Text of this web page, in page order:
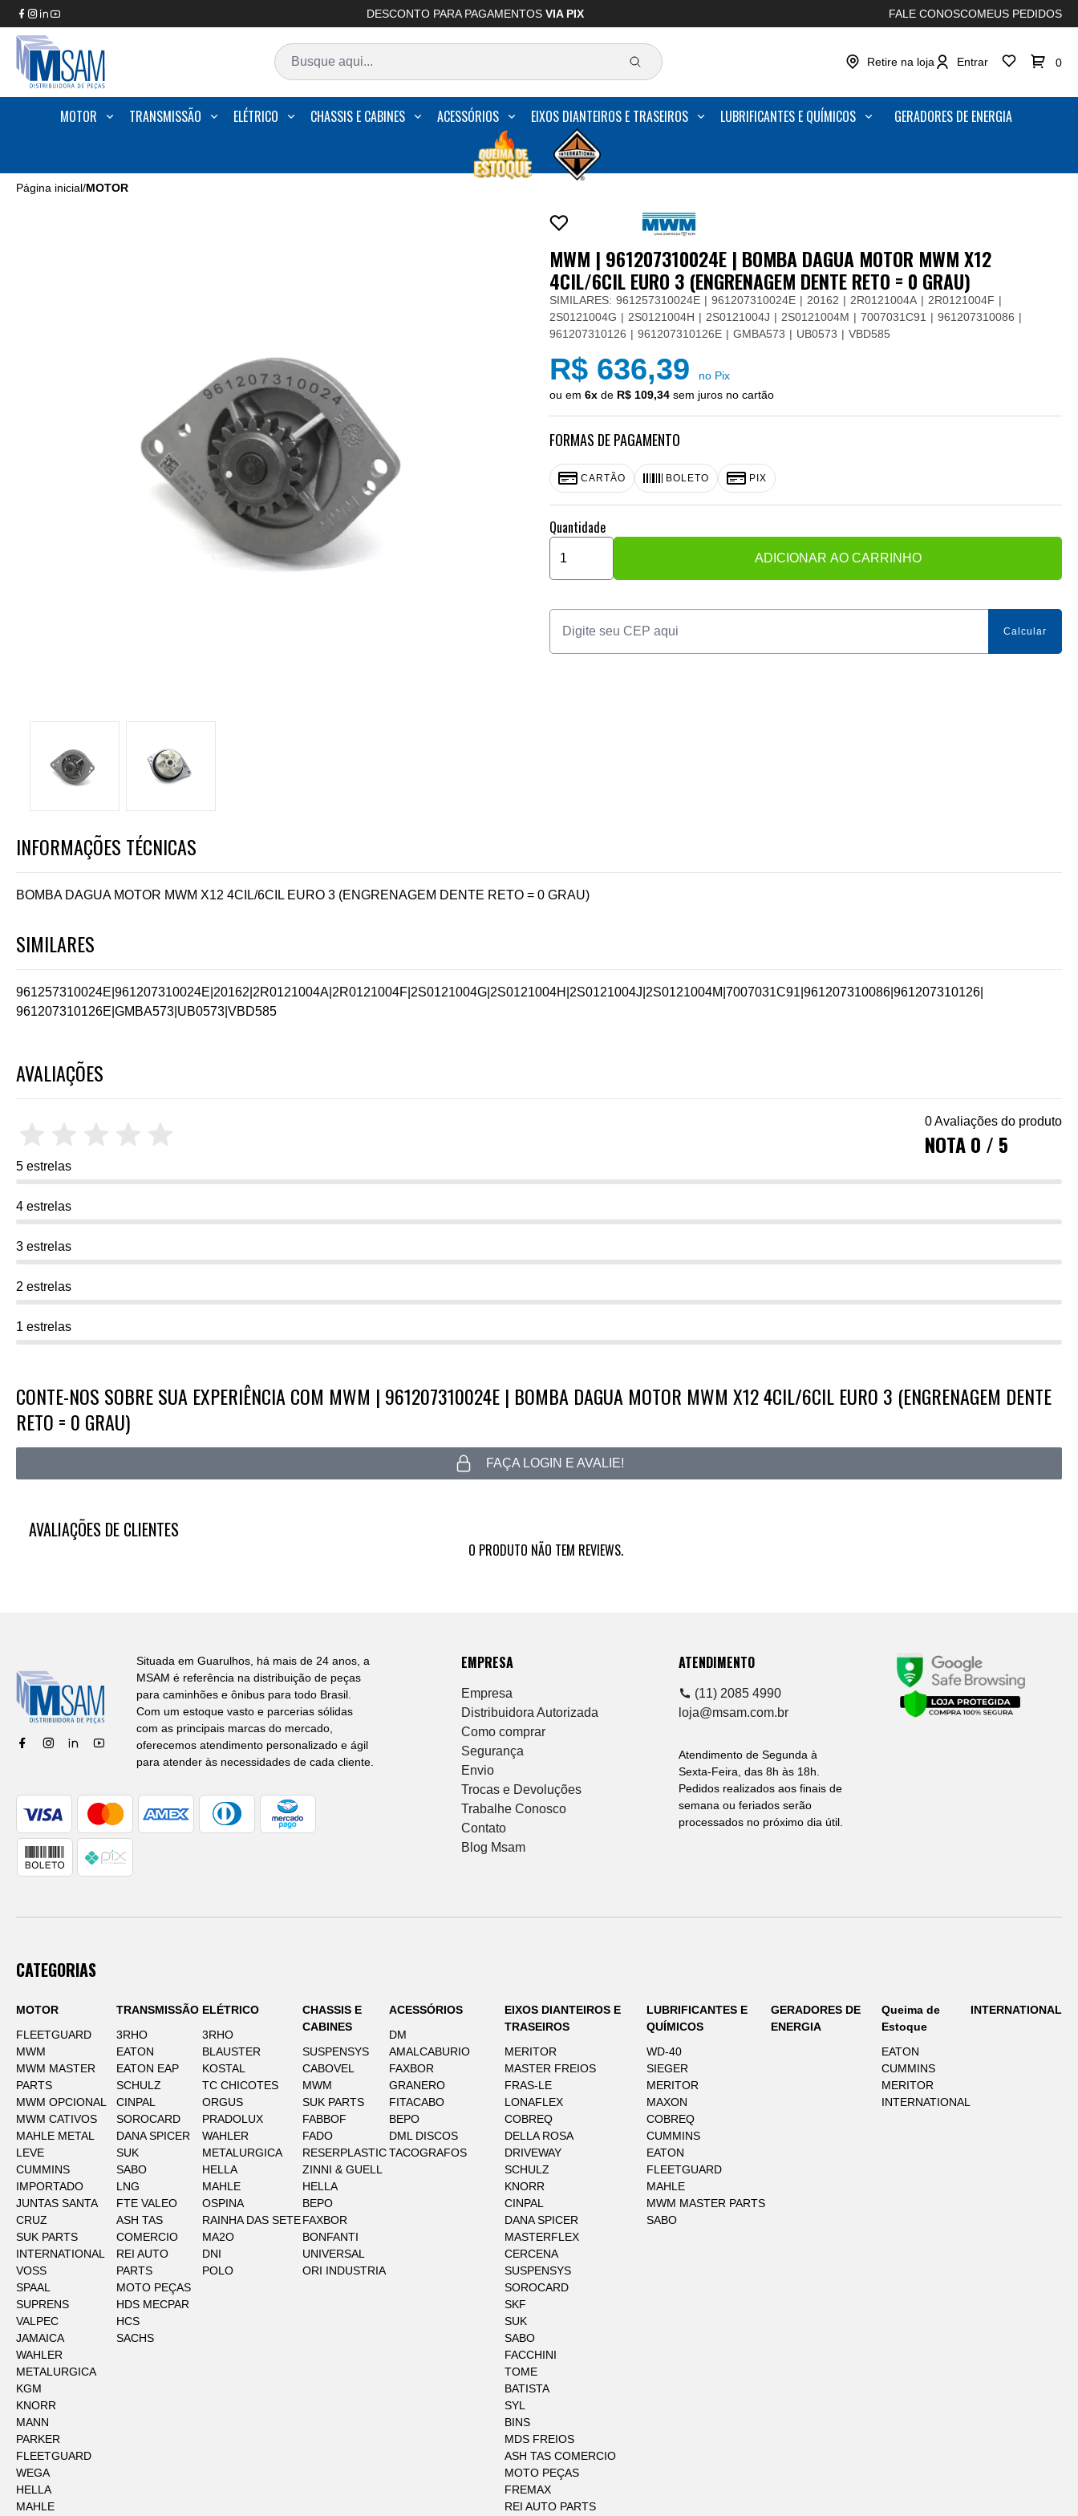
DESCONTO PARA PAGAMENTOS VIA PIX FALE CONOSCOMEUS PEDIDOS
Retire na loja Entrar 0
MOTOR TRANSMISSÃO ELÉTRICO CHASSIS E CABINES ACESSÓRIOS EIXOS DIANTEIROS E TRASEIROS LUBRIFICANTES E QUÍMICOS GERADORES DE ENERGIA
Página inicial/MOTOR
MWM | 961207310024E | BOMBA DAGUA MOTOR MWM X12
4CIL/6CIL EURO 3 (ENGRENAGEM DENTE RETO = 0 GRAU)
SIMILARES: 961257310024E 961207310024E 20162 2R0121004A
2R0121004F
2S0121004G
2S0121004H 2S0121004J 2S0121004M 7007031C91
961207310086
961207310126
961207310126E GMBA573 UB0573 VBD585
R$ 636,39
no Pix
ou em6x de R$ 109,34 sem juros no cartão
FORMAS DE PAGAMENTO
CARTÃO BOLETO PIX
Quantidade
ADICIONAR AO CARRINHO
INFORMAÇÕES TÉCNICAS
BOMBA DAGUA MOTOR MWM X12 4CIL/6CIL EURO 3 (ENGRENAGEM DENTE RETO = 0 GRAU)
SIMILARES
961257310024E 961207310024E 20162 2R0121004A 2R0121004F 2S0121004G 2S0121004H 2S0121004J 2S0121004M 7007031C91 961207310086 961207310126
961207310126E GMBA573 UB0573 VBD585
AVALIAÇÕES
0 Avaliações do produto
NOTA 0 / 5
5 estrelas
4 estrelas
3 estrelas
2 estrelas
1 estrelas
CONTE-NOS SOBRE SUA EXPERIÊNCIA COM MWM | 961207310024E | BOMBA DAGUA MOTOR MWM X12 4CIL/6CIL EURO 3 (ENGRENAGEM DENTE
RETO = 0 GRAU)
FAÇA LOGIN E AVALIE!
AVALIAÇÕES DE CLIENTES
O PRODUTO NÃO TEM REVIEWS.
Situada em Guarulhos, há mais de 24 anos, a
MSAM é referência na distribuição de peças
para caminhões e ônibus para todo Brasil.
Com um estoque vasto e parcerias sólidas
com as principais marcas do mercado,
oferecemos atendimento personalizado e ágil
para atender às necessidades de cada cliente.
EMPRESA
Empresa
Distribuidora Autorizada
Como comprar
Segurança
Envio
Trocas e Devoluções
Trabalhe Conosco
Contato
Blog Msam
ATENDIMENTO
(11) 2085 4990
loja@msam.com.br
Atendimento de Segunda à
Sexta-Feira, das 8h às 18h.
Pedidos realizados aos finais de
semana ou feriados serão
processados no próximo dia útil.
CATEGORIAS
MOTOR
FLEETGUARD
MWM
MWM MASTER
PARTS
MWM OPCIONAL
MWM CATIVOS
MAHLE METAL
LEVE
CUMMINS
IMPORTADO
JUNTAS SANTA
CRUZ
SUK PARTS
INTERNATIONAL
VOSS
SPAAL
SUPRENS
VALPEC
JAMAICA
WAHLER
METALURGICA
KGM
KNORR
MANN
PARKER
FLEETGUARD
WEGA
HELLA
MAHLE
TRANSMISSÃO
3RHO
EATON
EATON EAP
SCHULZ
CINPAL
SOROCARD
DANA SPICER
SUK
SABO
LNG
FTE VALEO
ASH TAS
COMERCIO
REI AUTO
PARTS
MOTO PEÇAS
HDS MECPAR
HCS
SACHS
ELÉTRICO
3RHO
BLAUSTER
KOSTAL
TC CHICOTES
ORGUS
PRADOLUX
WAHLER
METALURGICA
HELLA
MAHLE
OSPINA
RAINHA DAS SETE
MA2O
DNI
POLO
CHASSIS E
CABINES
SUSPENSYS
CABOVEL
MWM
SUK PARTS
FABBOF
FADO
RESERPLASTIC
ZINNI & GUELL
HELLA
BEPO
FAXBOR
BONFANTI
UNIVERSAL
ORI INDUSTRIA
ACESSÓRIOS
DM
AMALCABURIO
FAXBOR
GRANERO
FITACABO
BEPO
DML DISCOS
TACOGRAFOS
EIXOS DIANTEIROS E
TRASEIROS
MERITOR
MASTER FREIOS
FRAS-LE
LONAFLEX
COBREQ
DELLA ROSA
DRIVEWAY
SCHULZ
KNORR
CINPAL
DANA SPICER
MASTERFLEX
CERCENA
SUSPENSYS
SOROCARD
SKF
SUK
SABO
FACCHINI
TOME
BATISTA
SYL
BINS
MDS FREIOS
ASH TAS COMERCIO
MOTO PEÇAS
FREMAX
REI AUTO PARTS
LUBRIFICANTES E
QUÍMICOS
WD-40
SIEGER
MERITOR
MAXON
COBREQ
CUMMINS
EATON
FLEETGUARD
MAHLE
MWM MASTER PARTS
SABO
GERADORES DE
ENERGIA
Queima de
Estoque
EATON
CUMMINS
MERITOR
INTERNATIONAL
INTERNATIONAL